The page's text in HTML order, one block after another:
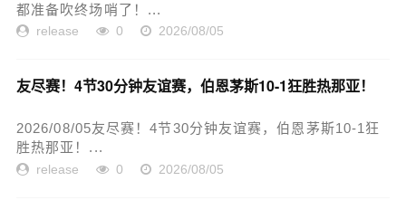
都准备吹终场哨了！...
release 0 2026/08/05
友尽赛！4节30分钟友谊赛，伯恩茅斯10-1狂胜热那亚！
2026/08/05友尽赛！4节30分钟友谊赛，伯恩茅斯10-1狂
胜热那亚！...
release 0 2026/08/05